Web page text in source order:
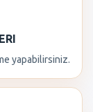
yapabilirsiniz.